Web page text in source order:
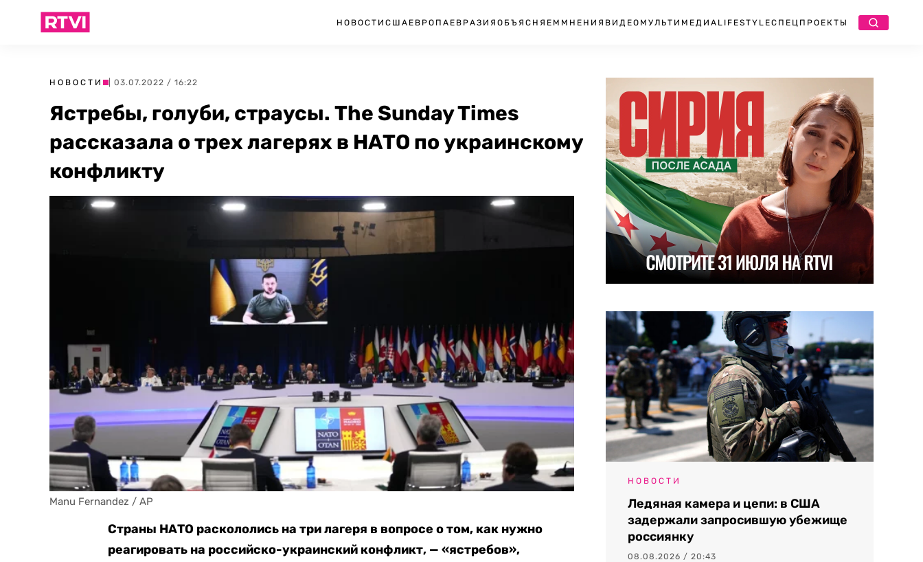
НОВОСТИ США ЕВРОПА ЕВРАЗИЯ ОБЪЯСНЯЕМ МНЕНИЯ ВИДЕО МУЛЬТИМЕДИА LIFESTYLEСПЕЦПРОЕКТЫ
НОВОСТИ | 03.07.2022 / 16:22
Ястребы, голуби, страусы. The Sunday Times
рассказала о трех лагерях в НАТО по украинскому
конфликту
Manu Fernandez / AP
Страны НАТО раскололись на три лагеря в вопросе о том, как нужно
реагировать на российско-украинский конфликт, — «ястребов»,
НОВОСТИ
Ледяная камера и цепи: в США
задержали запросившую убежище
россиянку
08.08.2026 / 20:43